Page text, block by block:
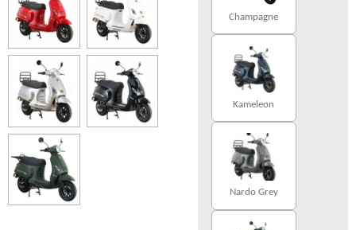
Champagne
Kameleon
Nardo Grey